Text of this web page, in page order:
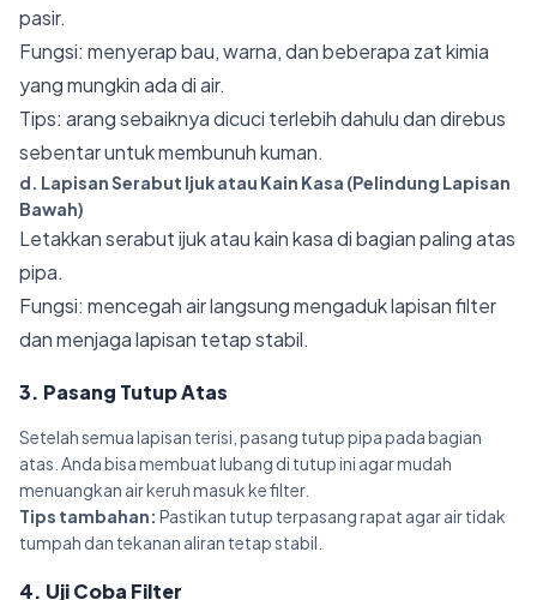
pasir.
Fungsi: menyerap bau, warna, dan beberapa zat kimia
yang mungkin ada di air.
Tips: arang sebaiknya dicuci terlebih dahulu dan direbus
sebentar untuk membunuh kuman.
d. Lapisan Serabut Ijuk atau Kain Kasa (Pelindung Lapisan
Bawah)
Letakkan serabut ijuk atau kain kasa di bagian paling atas
pipa.
Fungsi: mencegah air langsung mengaduk lapisan filter
dan menjaga lapisan tetap stabil.
3. Pasang Tutup Atas
Setelah semua lapisan terisi, pasang tutup pipa pada bagian
atas. Anda bisa membuat lubang di tutup ini agar mudah
menuangkan air keruh masuk ke filter.
Tips tambahan: Pastikan tutup terpasang rapat agar air tidak
tumpah dan tekanan aliran tetap stabil.
4. Uji Coba Filter